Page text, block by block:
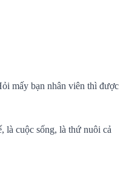
mấy bạn nhân viên thì được
là cuộc sống, là thứ nuôi cả